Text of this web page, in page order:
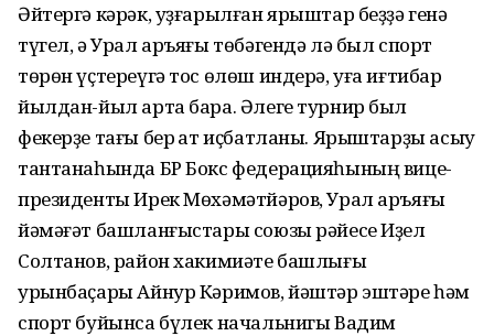
Әйтергә кәрәк, уҙғарылған ярыштар беҙҙә генә
түгел, ә Урал аръяғы төбәгендә лә был спорт
төрөн үҫтереүгә тос өлөш индерә, уға иғтибар
йылдан-йыл арта бара. Әлеге турнир был
фекерҙе тағы бер ҡат иҫбатланы. Ярыштарҙы асыу
тантанаһында БР Бокс федерацияһының вице-
президенты Ирек Мөхәмәтйәров, Урал аръяғы
йәмәғәт башланғыстары союзы рәйесе Иҙел
Солтанов, район хакимиәте башлығы
урынбаҫары Айнур Кәримов, йәштәр эштәре һәм
спорт буйынса бүлек начальнигы Вадим